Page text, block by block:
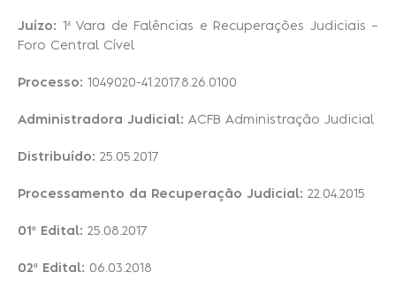
Juízo: 1ª Vara de Falências e Recuperações Judiciais –
Foro Central Cível
Processo: 1049020-41.2017.8.26.0100
Administradora Judicial: ACFB Administração Judicial
Distribuído: 25.05.2017
Processamento da Recuperação Judicial: 22.04.2015
01º Edital: 25.08.2017
02º Edital: 06.03.2018